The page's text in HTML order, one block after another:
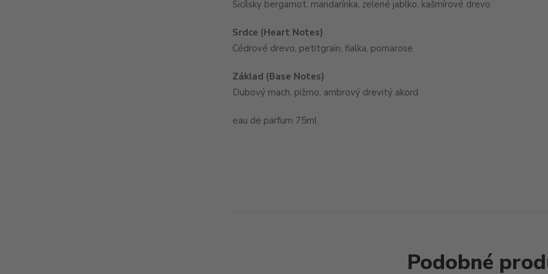
Sicílsky bergamot, mandarínka, zelené jablko, kašmírové drevo
Srdce (Heart Notes)
Cédrové drevo, petitgrain, fialka, pomarose
Základ (Base Notes)
Dubový mach, pižmo, ambrový drevitý akord
eau de parfum 75ml
Podobné